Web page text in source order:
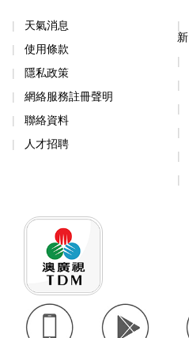
天氣消息
使用條款
隱私政策
網絡服務註冊聲明
聯絡資料
人才招聘
新